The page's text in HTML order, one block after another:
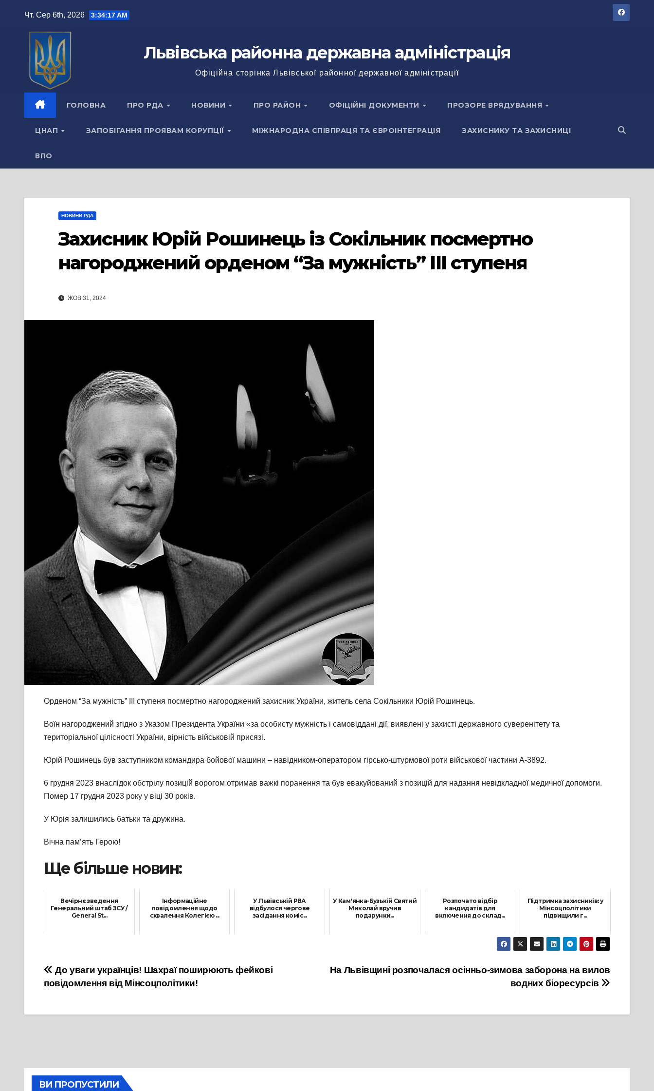
Чт. Сер 6th, 2026 3:34:18 AM
Львівська районна державна адміністрація
Офіційна сторінка Львівської районної державної адміністрації
ГОЛОВНА ПРО РДА НОВИНИ ПРО РАЙОН ОФІЦІЙНІ ДОКУМЕНТИ ПРОЗОРЕ ВРЯДУВАННЯ
ЦНАП ЗАПОБІГАННЯ ПРОЯВАМ КОРУПЦІЇ МІЖНАРОДНА СПІВПРАЦЯ ТА ЄВРОІНТЕГРАЦІЯ ЗАХИСНИКУ ТА ЗАХИСНИЦІ
ВПО
НОВИНИ РДА
Захисник Юрій Рошинець із Сокільник посмертно
нагороджений орденом “За мужність” ІІІ ступеня
ЖОВ 31, 2024
Орденом “За мужність” ІІІ ступеня посмертно нагороджений захисник України, житель села Сокільники Юрій Рошинець.
Воїн нагороджений згідно з Указом Президента України «за особисту мужність і самовіддані дії, виявлені у захисті державного суверенітету та
територіальної цілісності України, вірність військовій присязі.
Юрій Рошинець був заступником командира бойової машини – навідником-оператором гірсько-штурмової роти військової частини А-3892.
6 грудня 2023 внаслідок обстрілу позицій ворогом отримав важкі поранення та був евакуйований з позицій для надання невідкладної медичної допомоги.
Помер 17 грудня 2023 року у віці 30 років.
У Юрія залишились батьки та дружина.
Вічна пам’ять Герою!
Ще більше новин:
Вечірнє зведення
Генеральний штаб ЗСУ /
General St...
Інформаційне
повідомлення щодо
схвалення Колегією ...
У Львівській РВА
відбулося чергове
засідання коміс...
У Кам'янка-Бузькій Святий
Миколай вручив
подарунки...
Розпочато відбір
кандидатів для
включення до склад...
Підтримка захисників: у
Мінсоцполітики
підвищили г...
6 Листопада, 2024
Навігація
записів
На Львівщині розпочалася осінньо-зимова заборона на вилов
водних біоресурсів
До уваги українців! Шахраї поширюють фейкові
повідомлення від Мінсоцполітики!
ВИ ПРОПУСТИЛИ